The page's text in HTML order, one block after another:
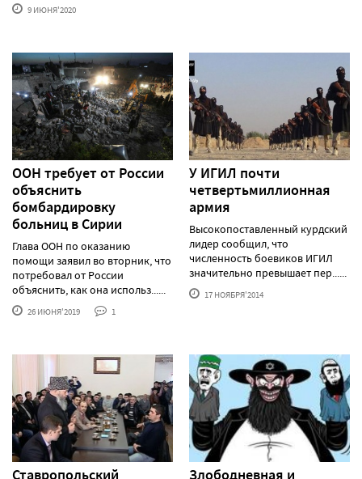
9 ИЮНЯ'2020
ООН требует от России
объяснить
бомбардировку
больниц в Сирии
Глава ООН по оказанию
помощи заявил во вторник, что
потребовал от России
объяснить, как она использ......
26 ИЮНЯ'2019 1
У ИГИЛ почти
четвертьмиллионная
армия
Высокопоставленный курдский
лидер сообщил, что
численность боевиков ИГИЛ
значительно превышает пер......
17 НОЯБРЯ'2014
Ставропольский
Злободневная и